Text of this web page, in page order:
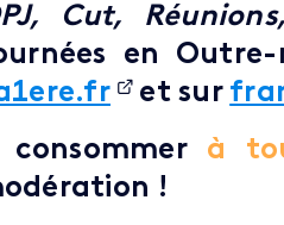
Cut,
en Outre-
et sur
consommer à
!